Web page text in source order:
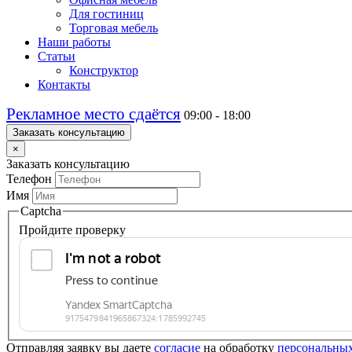
Для гостиниц
Торговая мебель
Наши работы
Статьи
Конструктор
Контакты
Рекламное место сдаётся 09:00 - 18:00
Заказать консультацию
×
Заказать консультацию
Телефон
Имя
Captcha
Пройдите проверку
Отправляя заявку вы даете согласие на обработку